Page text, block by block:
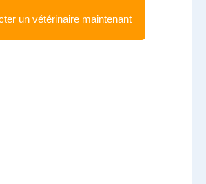
un vétérinaire maintenant